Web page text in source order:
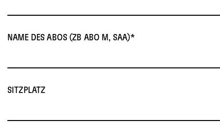
NAME DES ABOS (ZB ABO M, SAA)
SITZPLATZ